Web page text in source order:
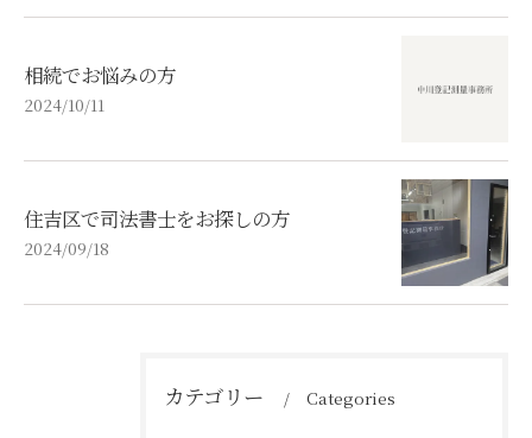
相続でお悩みの方
2024/10/11
住吉区で司法書士をお探しの方
2024/09/18
カテゴリー Categories